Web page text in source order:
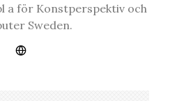
a för Konstperspektiv och
Sweden.